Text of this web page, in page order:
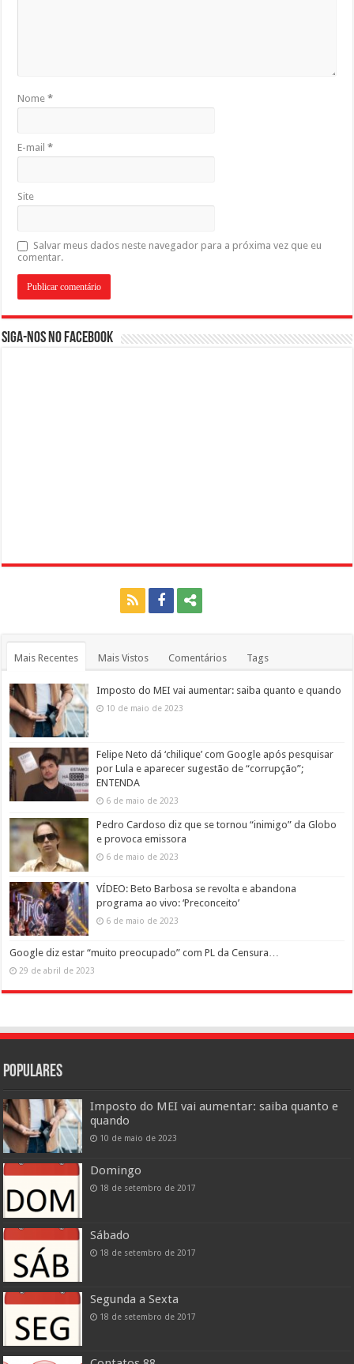
Nome*
E-mail*
Site
Salvar meus dados neste navegador para a próxima vez que eu
comentar.
Siga-nos no Facebook
Mais Recentes Mais Vistos Comentários Tags
Imposto do MEI vai aumentar: saiba quanto e quando
10 de maio de 2023
Felipe Neto dá ‘chilique’ com Google após pesquisar
por Lula e aparecer sugestão de “corrupção”;
ENTENDA
6 de maio de 2023
Pedro Cardoso diz que se tornou “inimigo” da Globo
e provoca emissora
6 de maio de 2023
VÍDEO: Beto Barbosa se revolta e abandona
programa ao vivo: ‘Preconceito’
6 de maio de 2023
Google diz estar “muito preocupado” com PL da Censura…
29 de abril de 2023
POPULARES
Imposto do MEI vai aumentar: saiba quanto e
quando
10 de maio de 2023
Domingo
18 de setembro de 2017
Sábado
18 de setembro de 2017
Segunda a Sexta
18 de setembro de 2017